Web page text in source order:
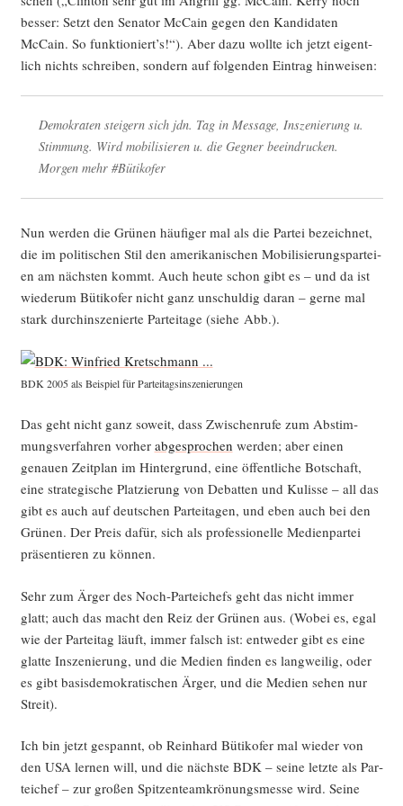
bes­ser: Setzt den Sena­tor McCain gegen den Kan­di­da­ten
McCain. So funktioniert’s!“). Aber dazu woll­te ich jetzt eigent­
lich nichts schrei­ben, son­dern auf fol­gen­den Ein­trag hinweisen:
Demo­kra­ten stei­gern sich jdn. Tag in Mes­sa­ge, Insze­nie­rung u.
Stim­mung. Wird mobi­li­sie­ren u. die Geg­ner beein­dru­cken.
Mor­gen mehr #Büti­ko­fer
Nun wer­den die Grü­nen häu­fi­ger mal als die Par­tei bezeich­net,
die im poli­ti­schen Stil den ame­ri­ka­ni­schen Mobi­li­sie­rungs­par­tei­
en am nächs­ten kommt. Auch heu­te schon gibt es – und da ist
wie­der­um Büti­ko­fer nicht ganz unschul­dig dar­an – ger­ne mal
stark durch­in­sze­nier­te Par­tei­ta­ge (sie­he Abb.).
BDK 2005 als Bei­spiel für Parteitagsinszenierungen
Das geht nicht ganz soweit, dass Zwi­schen­ru­fe zum Abstim­
mungs­ver­fah­ren vor­her abge­spro­chen wer­den; aber einen
genau­en Zeit­plan im Hin­ter­grund, eine öffent­li­che Bot­schaft,
eine stra­te­gi­sche Plat­zie­rung von Debat­ten und Kulis­se – all das
gibt es auch auf deut­schen Par­tei­ta­gen, und eben auch bei den
Grü­nen. Der Preis dafür, sich als pro­fes­sio­nel­le Medi­en­par­tei
prä­sen­tie­ren zu können.
Sehr zum Ärger des Noch-Par­tei­chefs geht das nicht immer
glatt; auch das macht den Reiz der Grü­nen aus. (Wobei es, egal
wie der Par­tei­tag läuft, immer falsch ist: ent­we­der gibt es eine
glat­te Insze­nie­rung, und die Medi­en fin­den es lang­wei­lig, oder
es gibt basis­de­mo­kra­ti­schen Ärger, und die Medi­en sehen nur
Streit).
Ich bin jetzt gespannt, ob Rein­hard Büti­ko­fer mal wie­der von
den USA ler­nen will, und die nächs­te BDK – sei­ne letz­te als Par­
tei­chef – zur gro­ßen Spit­zen­team­krö­nungs­mes­se wird. Sei­ne